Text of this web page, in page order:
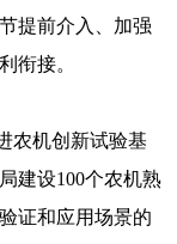
提前介入、加强
衔接。
农机创新试验基
建设100个农机熟
证和应用场景的